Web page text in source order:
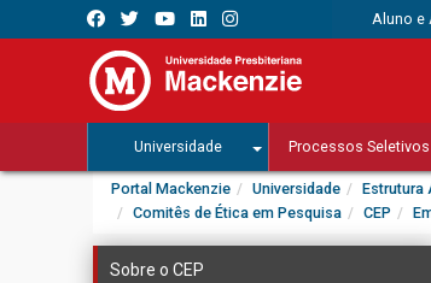
Aluno e
Universidade Processos Seletivos
Portal Mackenzie Universidade Estrutura
Comitês de Ética em Pesquisa
CEP
Sobre o CEP